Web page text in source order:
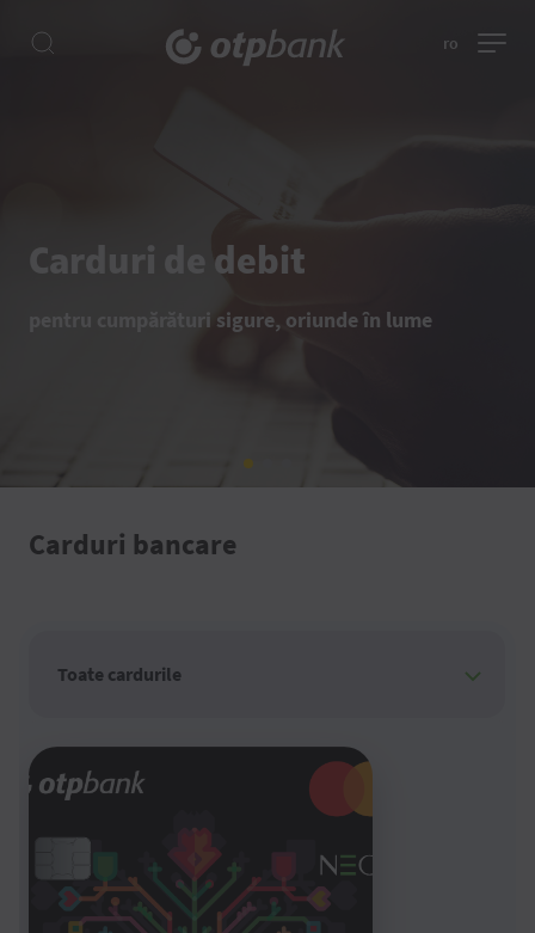
ro
Carduri de credit
cu perioadă de grație de pană la 60 de zile
Carduri bancare